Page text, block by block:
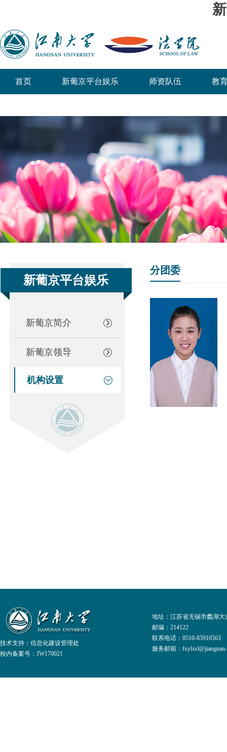
首页 新葡京平台娱乐 师资队伍 教
新葡京平台娱乐
新葡京简介
新葡京领导
机构设置
分团委
技术支持： 信息化建设管理处
校内备案号：JW170021
地址：江苏省无锡市蠡湖大
邮编：214122
联系电话：0510-
服务邮箱：